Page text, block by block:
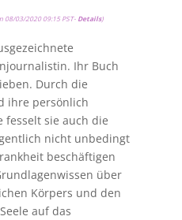
08/03/2020 09:15 PST- Details)
Ihr Buch
Durch die
ihre persönlich
fesselt sie auch die
nicht unbedingt
beschäftigen
über
Körpers und den
auf das